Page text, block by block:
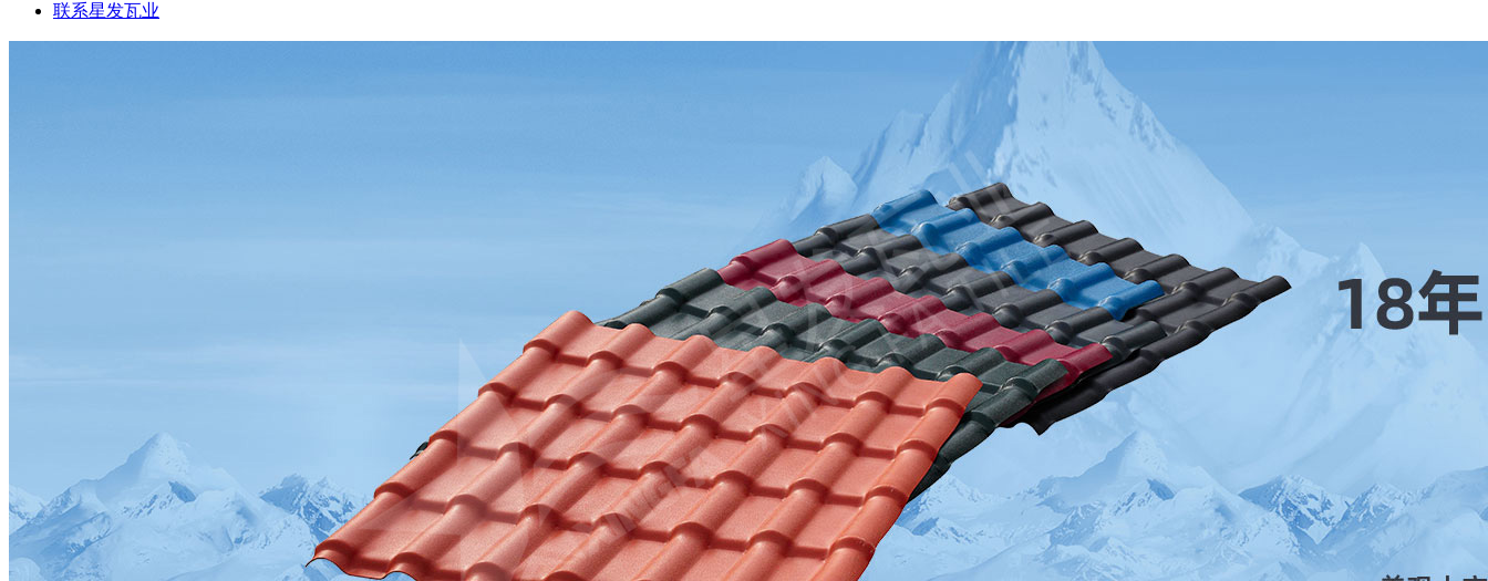
联系星发瓦业